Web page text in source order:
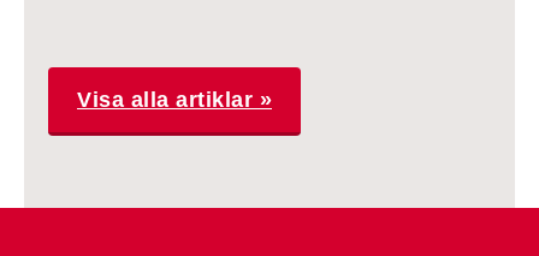
Visa alla artiklar »